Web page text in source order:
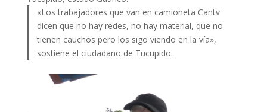
«Los trabajadores que van en camioneta Cantv
dicen que no hay redes, no hay material, que no
tienen cauchos pero los sigo viendo en la vía»,
sostiene el ciudadano de Tucupido.